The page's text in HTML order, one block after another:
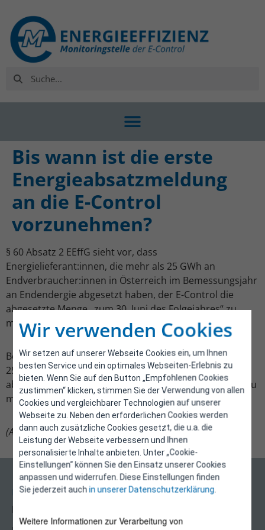
Wir verwenden Cookies
Wir setzen auf unserer Webseite Cookies ein, um Ihnen
besten Service und ein optimales Webseiten-Erlebnis zu
bieten. Wenn Sie auf den Button „Empfohlenen Cookies
zustimmen“ klicken, stimmen Sie der Verwendung von allen
Cookies und vergleichbarer Technologien auf unserer
Webseite zu. Neben den erforderlichen Cookies werden
dann auch zusätzliche Cookies gesetzt, die u.a. die
Leistung der Webseite verbessern und Ihnen
personalisierte Inhalte anbieten. Unter „Cookie-
Einstellungen“ können Sie den Einsatz unserer Cookies
anpassen und widerrufen. Diese Einstellungen finden
Sie jederzeit auchin unserer Datenschutzerklärung.
Weitere Informationen zur Verarbeitung von
Bis wann ist die erste
Energieabsatzmeldung
an die E-Control
vorzunehmen?
§ 60 Absatz 2 EEffG sieht vor, dass
Energielieferant:innen, die mehr als 25 GWh an
Endverbraucher:innen in Österreich im Bemessungsjahr
an Endendergie abgesetzt haben, der E-Control die
abgesetzte Menge „zum 30. Juni des Folgejahres“ zu
melden haben.
Beispiel: Wurden im Bemessungsjahr 2025 mehr als
25 GWh an Endverbraucher:innen in Österreich
abgesetzt, ist der Energieabsatz bis zum 30. Juni 2026 zu
melden.
(Aktualisiert am 20.08.2025)
Über uns
Kontakt